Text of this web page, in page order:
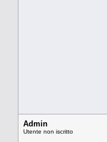
Admin
Utente non iscritto